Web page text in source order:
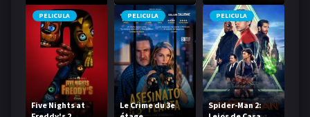
PELICULA
Five Nights at
PELICULA
Le Crime du 3e
PELICULA
Spider-Man 2: